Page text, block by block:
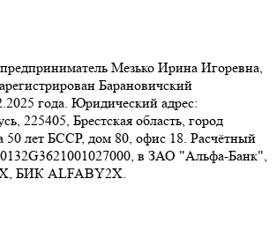
Мезько Ирина Игоревна,
Барановичский
года. Юридический адрес:
225405, Брестская область, город
50 лет БССР, дом 80, офис 18. Расчётный
в ЗАО "Альфа-Банк",
БИК ALFABY2X.